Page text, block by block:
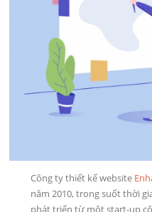
Công ty thiết kế website
năm 2010, trong suốt thời
phát triển từ một start-up